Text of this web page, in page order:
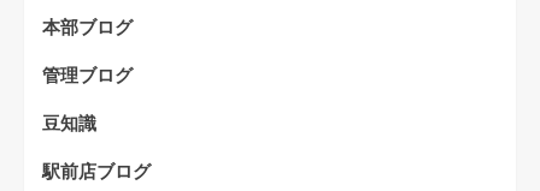
本部ブログ
管理ブログ
豆知識
駅前店ブログ